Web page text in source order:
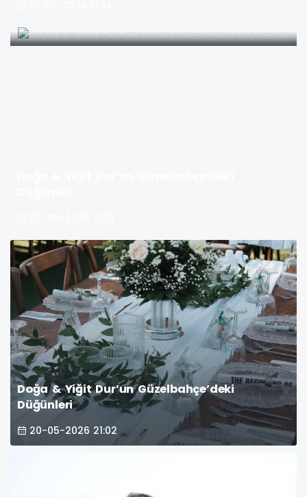
Doğa & Yiğit Dur’un Güzelbahçe’deki
Düğünleri
20-05-2026 21:02